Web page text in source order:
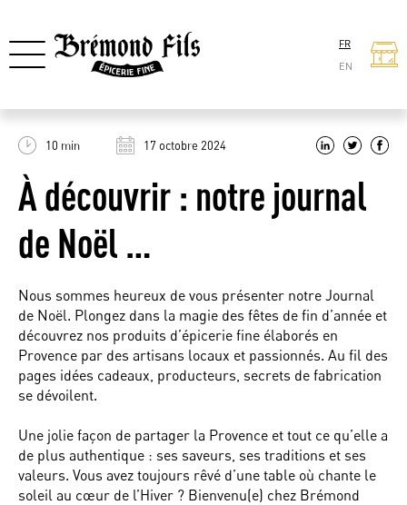
FR
EN
10 min 17 octobre 2024
À découvrir : notre journal
de Noël …
Nous sommes heureux de vous présenter notre Journal
de Noël. Plongez dans la magie des fêtes de fin d’année et
découvrez nos produits d’épicerie fine élaborés en
Provence par des artisans locaux et passionnés. Au fil des
pages idées cadeaux, producteurs, secrets de fabrication
se dévoilent.
Une jolie façon de partager la Provence et tout ce qu’elle a
de plus authentique : ses saveurs, ses traditions et ses
valeurs. Vous avez toujours rêvé d’une table où chante le
soleil au cœur de l’Hiver ? Bienvenu(e) chez Brémond